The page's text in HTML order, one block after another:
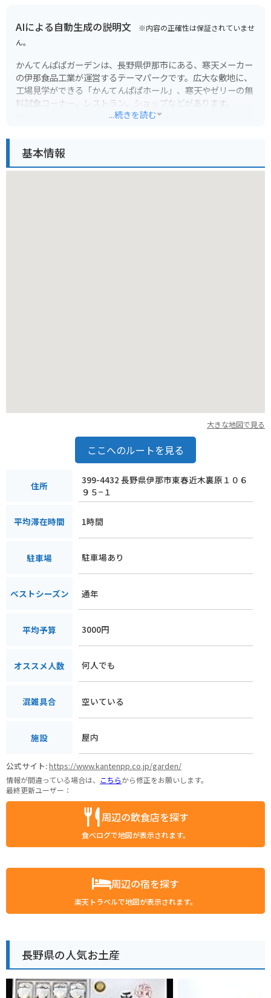
AIによる自動生成の説明文 ※内容の正確性は保証されていませ
ん。
かんてんぱぱガーデンは、長野県伊那市にある、寒天メーカー
の伊那食品工業が運営するテーマパークです。広大な敷地に、
工場見学ができる「かんてんぱぱホール」、寒天やゼリーの無
料試食コーナー、レストラン、ショップなどがあります。
無料で利用できる足湯もあり、旅の疲れを癒すこともできま
す。
...続きを読む
基本情報
大きな地図で見る
ここへのルートを見る
住所
399-4432 長野県伊那市東春近木裏原１０６
９５−１
平均滞在時間 1時間
駐車場 駐車場あり
ベストシーズン 通年
平均予算 3000円
オススメ人数 何人でも
混雑具合 空いている
施設 屋内
公式サイト:https://www.kantenpp.co.jp/garden/
情報が間違っている場合は、 こちらから修正をお願いします。
最終更新ユーザー：
周辺の飲食店を探す
食べログで地図が表示されます。
周辺の宿を探す
楽天トラベルで地図が表示されます。
長野県の人気お土産